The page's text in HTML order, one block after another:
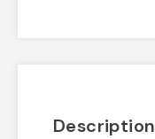
Description